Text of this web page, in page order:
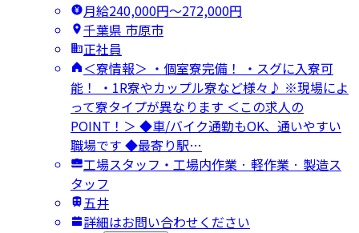
月給240,000円〜272,000円
千葉県 市原市
正社員
＜寮情報＞ ・個室寮完備！ ・スグに入寮可
能！ ・1R寮やカップル寮など様々♪ ※現場によ
って寮タイプが異なります ＜この求人の
POINT！＞ ◆車/バイク通勤もOK、通いやすい
職場です ◆最寄り駅…
工場スタッフ・工場内作業 · 軽作業 · 製造ス
タッフ
五井
詳細はお問い合わせください